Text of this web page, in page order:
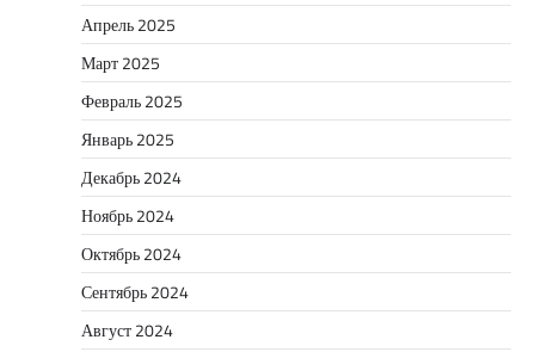
Апрель 2025
Март 2025
Февраль 2025
Январь 2025
Декабрь 2024
Ноябрь 2024
Октябрь 2024
Сентябрь 2024
Август 2024